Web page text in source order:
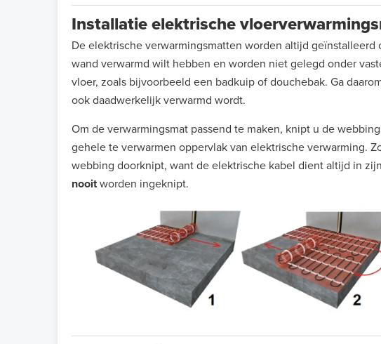
Installatie elektrische
De elektrische verwarmingsmatten worden altijd
wand verwarmd wilt hebben en worden niet gelegd onder
vloer, zoals bijvoorbeeld een badkuip of douchebak. Ga
ook daadwerkelijk verwarmd wordt.
Om de verwarmingsmat passend te maken, knipt u de
gehele te verwarmen oppervlak van elektrische verwarming.
webbing doorknipt, want de elektrische kabel dient altijd in
nooitworden ingeknipt.